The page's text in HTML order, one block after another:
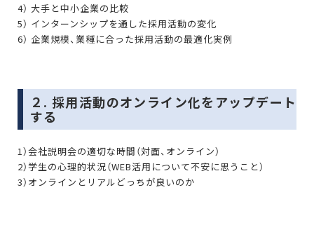
4） 大手と中小企業の比較
5） インターンシップを通した採用活動の変化
6） 企業規模、業種に合った採用活動の最適化実例
２. 採用活動のオンライン化をアップデート
する
1）会社説明会の適切な時間（対面、オンライン）
2）学生の心理的状況（WEB活用について不安に思うこと）
3）オンラインとリアルどっちが良いのか